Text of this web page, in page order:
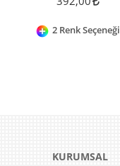
2 Renk Seçeneği
KURUMSAL